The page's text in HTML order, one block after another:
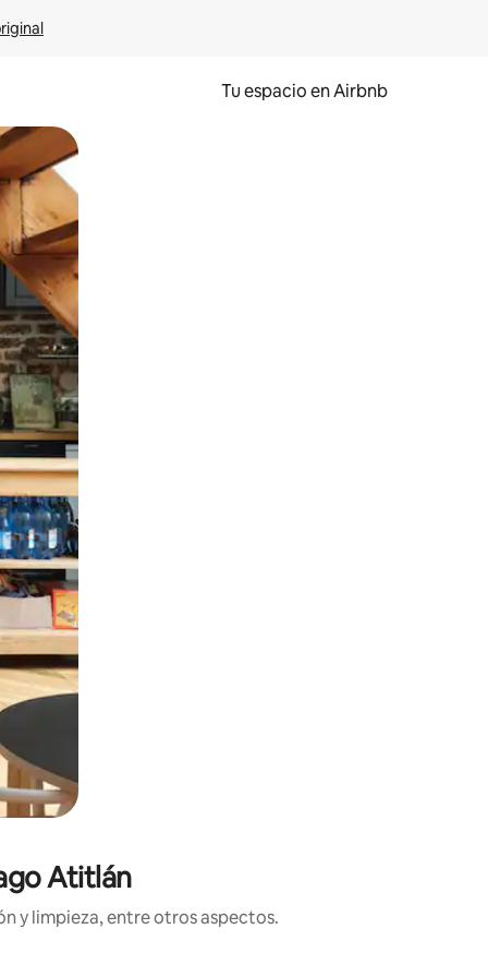
Tu espacio en Airbnb
tocando y deslizando la pantalla.
Atitlán
y limpieza, entre otros aspectos.